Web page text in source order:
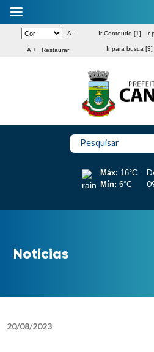
A -
A + Restaurar
Ir Conteudo [1] Ir
Ir para busca [3]
Pesquisar
Máx: 16°C
Mín: 6°C
Notícias
20/08/2023